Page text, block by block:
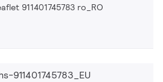
911401745783 ro_RO
911401745783_EU